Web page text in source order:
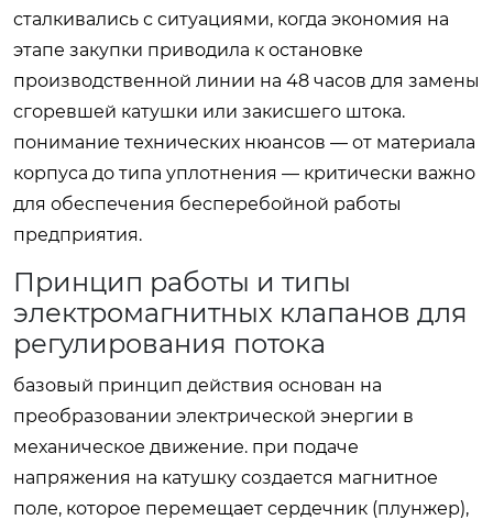
сталкивались с ситуациями, когда экономия на
этапе закупки приводила к остановке
производственной линии на 48 часов для замены
сгоревшей катушки или закисшего штока.
понимание технических нюансов — от материала
корпуса до типа уплотнения — критически важно
для обеспечения бесперебойной работы
предприятия.
Принцип работы и типы
электромагнитных клапанов для
регулирования потока
базовый принцип действия основан на
преобразовании электрической энергии в
механическое движение. при подаче
напряжения на катушку создается магнитное
поле, которое перемещает сердечник (плунжер),